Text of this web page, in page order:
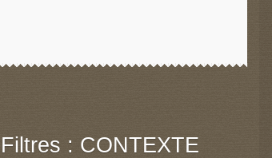
Filtres : CONTEXTE